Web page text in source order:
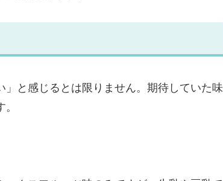
と感じるとは限りません。期待していた味